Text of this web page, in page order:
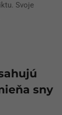
Svoje
sny